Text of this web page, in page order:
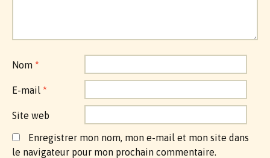
Nom *
E-mail *
Site web
Enregistrer mon nom, mon e-mail et mon site dans
le navigateur pour mon prochain commentaire.